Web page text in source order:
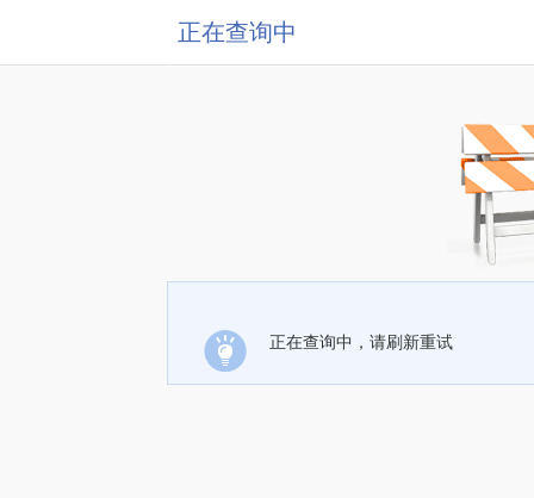
正在查询中
正在查询中，请刷新重试